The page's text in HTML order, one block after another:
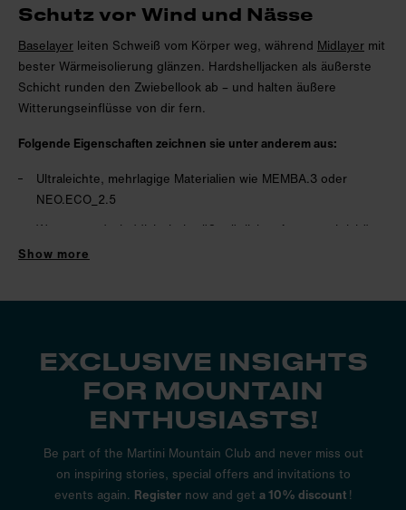
Schutz vor Wind und Nässe
Baselayer leiten Schweiß vom Körper weg, während Midlayer mit
bester Wärmeisolierung glänzen. Hardshelljacken als äußerste
Schicht runden den Zwiebellook ab – und halten äußere
Witterungseinflüsse von dir fern.
Folgende Eigenschaften zeichnen sie unter anderem aus:
Ultraleichte, mehrlagige Materialien wie MEMBA.3 oder
NEO.ECO_2.5
Wasser- und winddicht bei größtmöglicher Atmungsaktivität
Robust, strapazierfähig und pflegeleicht
Klettverschlüsse und Kordelzug
Starker Schneefall beim Tourengehen oder Skifahren?
für dich! Mit Hardshell- und Regenjacken von Martini Sportswear
bist du perfekt gerüstet – und ziehst dein Programm bei jedem
Wetter durch. Strahlt die Sonne vom Himmel, rollst du deine
Show more
EXCLUSIVE INSIGHTS
FOR MOUNTAIN
ENTHUSIASTS!
Be part of the Martini Mountain Club and never miss out
on inspiring stories, special offers and invitations to
events again. Registernow and get a 10% discount !